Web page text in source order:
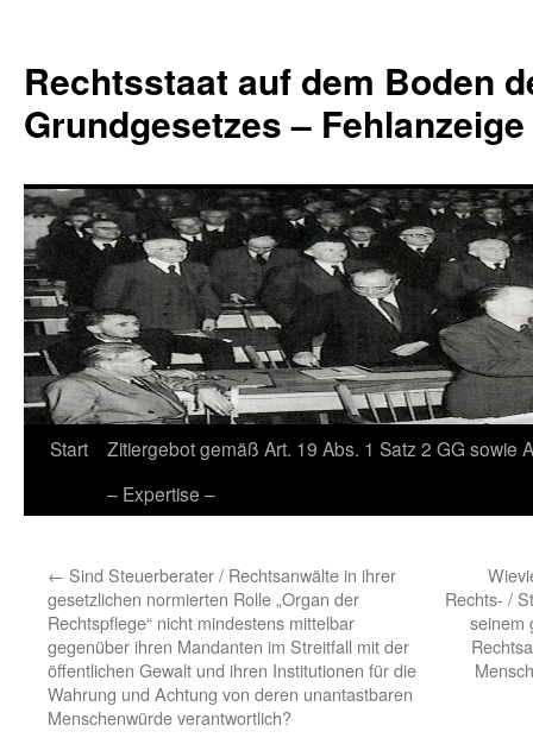
springen
Rechtsstaat auf dem Boden
Grundgesetzes –
Start
Zitiergebot gemäß Art. 19 Abs. 1 Satz 2 GG sowie
– Expertise –
← Sind Steuerberater / Rechtsanwälte in ihrer
gesetzlichen normierten Rolle „Organ der
Rechtspflege“ nicht mindestens mittelbar
gegenüber ihren Mandanten im Streitfall mit der
öffentlichen Gewalt und ihren Institutionen für die
Wahrung und Achtung von deren unantastbaren
Menschenwürde verantwortlich?
Rechts- /
seinem